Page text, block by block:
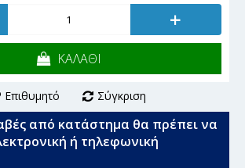
+
ΚΑΛΑΘΙ
Επιθυμητό Σύγκριση
από κατάστημα θα πρέπει να
ή τηλεφωνική